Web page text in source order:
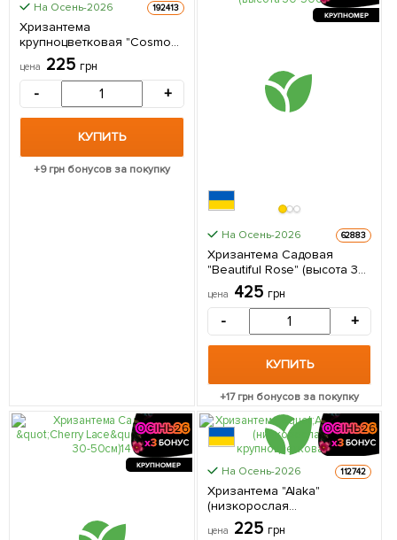
На Осень-2026 192413
Хризантема
крупноцветковая "Cosmo
Bronze" 1 саженец в
упаковке
цена 225 грн
- +
КУПИТЬ
+9грн бонусов за покупку
КРУПНОМЕР
На Осень-2026 62883
Хризантема Садовая
"Beautiful Rose" (высота 30-
50см) 1 саженец в
упаковке
цена 425 грн
- +
КУПИТЬ
+17грн бонусов за покупку
КРУПНОМЕР На Осень-2026 112742
Хризантема "Alaka"
(низкорослая
крупноцветковая) 1
саженец в упаковке
цена 225 грн